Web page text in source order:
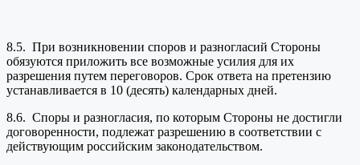
8.5. При возникновении споров и разногласий Стороны
обязуются приложить все возможные усилия для их
разрешения путем переговоров. Срок ответа на претензию
устанавливается в 10 (десять) календарных дней.
8.6. Споры и разногласия, по которым Стороны не достигли
договоренности, подлежат разрешению в соответствии с
действующим российским законодательством.